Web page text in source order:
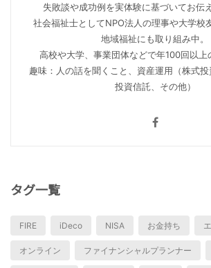
失敗談や成功例を実体験に基づいてお伝
社会福祉士としてNPO法人の理事や大学校
地域福祉にも取り組み中。
高校や大学、事業団体などで年100回以上
趣味：人の話を聞くこと、資産運用（株式投
投資信託、その他）
タグ一覧
FIRE iDeco NISA お金持ち
オンライン ファイナンシャルプランナー